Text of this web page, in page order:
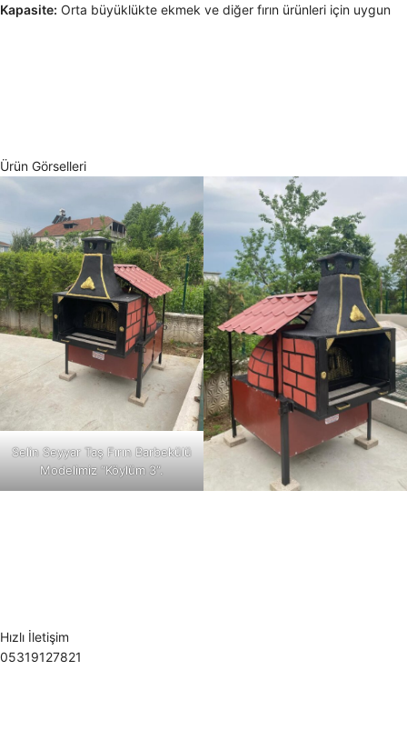
Kapasite: Orta büyüklükte ekmek ve diğer fırın ürünleri için uygun
Ürün Görselleri
Selin Seyyar Taş Fırın Barbekülü
Modelimiz “Köylüm 3”.
Hızlı İletişim
05319127821